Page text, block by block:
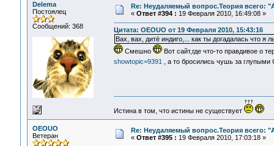
Delema
Постоялец
Сообщений: 368
Re: Неудаляемый вопрос.Теория всего:
« Ответ #394 : 19 Февраля 2010, 16:49:08 »
Цитата: OEOUO от 19 Февраля 2010, 15:43:16
Вах, вах, дитё индиго,... как ты догадалась что я
Смешно
Вот сайт,где что-то правдивое о
showtopic=9391
, а то бросились чушь за
Истина в том, что истины не существует
OEOUO
Ветеран
Re: Неудаляемый вопрос.Теория всего:
« Ответ #395 : 19 Февраля 2010, 17:03:18 »